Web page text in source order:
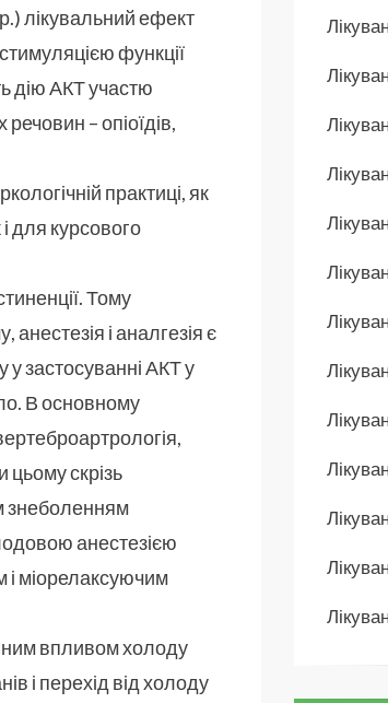
лікувальний ефект
функції
дію АКТ участю
– опіоїдів,
практиці, як
для курсового
Тому
і аналгезія є
застосуванні АКТ у
В основному
цьому скрізь
знеболенням
анестезією
міорелаксуючим
впливом холоду
і перехід від холоду